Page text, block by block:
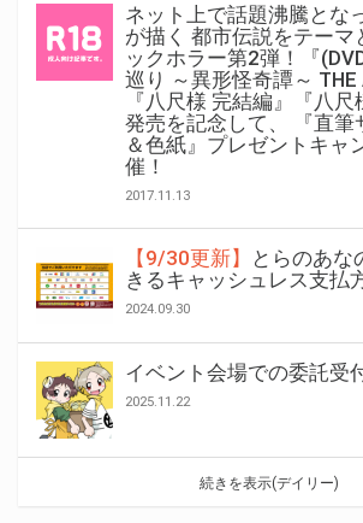
ネット上で話題沸騰とな
が描く 都市伝説をテーマ
ックホラー第2弾！『
巡り ～異形怪奇譚～ THE
『八尺様 完結編』『八
発売を記念して、 『直筆
＆色紙』プレゼントキャ
催！
2017.11.13
【9/30更新】
とらのあな
きるキャッシュレス支払
2024.09.30
イベント会場での委託受
2025.11.22
続きを表示(デイリー)